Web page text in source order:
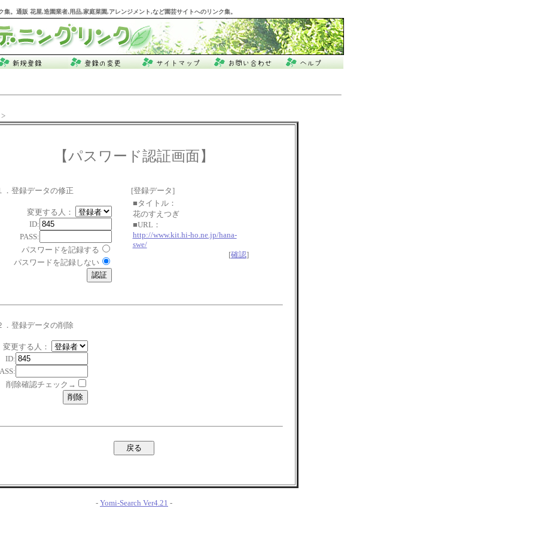
集。通販 花屋,造園業者,用品,家庭菜園,アレンジメント,など園芸サイトへのリンク集。
【パスワード認証画面】
．登録データの修正
変更する人：
ID:
PASS:
パスワードを記録する
パスワードを記録しない
[登録データ]
■タイトル：
花のすえつぎ
■URL：
http://www.kit.hi-ho.ne.jp/hana-
swe/
[確認]
．登録データの削除
変更する人：
ID:
削除確認チェック→
- Yomi-Search Ver4.21 -